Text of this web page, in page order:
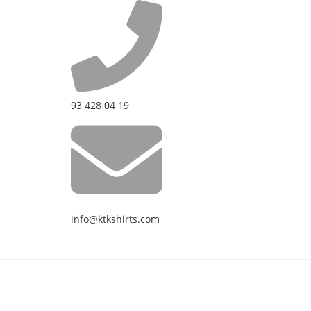
93 428 04 19
info@ktkshirts.com